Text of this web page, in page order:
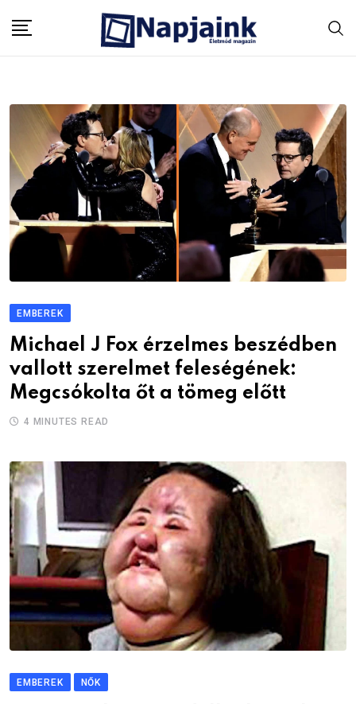
EMBEREK
Michael J Fox érzelmes beszédben
vallott szerelmet feleségének:
Megcsókolta őt a tömeg előtt
4 MINUTES READ
EMBEREK NŐK